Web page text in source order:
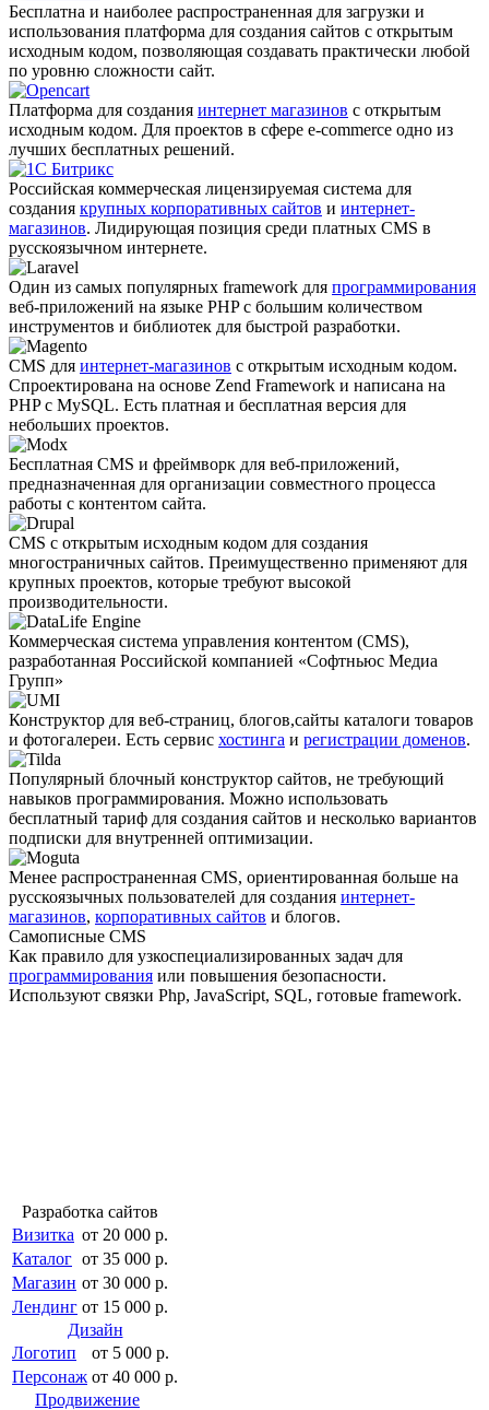
Бесплатна и наиболее распро­страненная для загрузки и
использования платформа для создания сайтов с открытым
исходным кодом, позволяющая создавать практически любой
по уровню сложности сайт.
Платформа для создания интернет магазинов с открытым
исходным кодом. Для проектов в сфере e-commerce одно из
лучших бесплатных решений.
Российская коммерческая лицензируемая система для
создания крупных корпоративных сайтов и интернет-
магазинов. Лидирующая позиция среди платных CMS в
русскоязычном интернете.
Один из самых популярных framework для программирования
веб-приложений на языке PHP с большим количеством
инструментов и библиотек для быстрой разработки.
CMS для интернет-магазинов с открытым исходным кодом.
Спроектирована на основе Zend Framework и написана на
PHP с MySQL. Есть платная и бесплатная версия для
небольших проектов.
Бесплатная CMS и фреймворк для веб-приложений,
предназначенная для организации совместного процесса
работы с контентом сайта.
CMS с открытым исходным кодом для создания
многостраничных сайтов. Преимущественно применяют для
крупных проектов, которые требуют высокой
производительности.
Коммерческая система управления контентом (CMS),
разработанная Российской компанией «Софтньюс Медиа
Групп»
Конструктор для веб-страниц, блогов,сайты каталоги товаров
и фотогалереи. Есть сервис хостинга и регистрации доменов.
Популярный блочный конструктор сайтов, не требующий
навыков программирования. Можно использовать
бесплатный тариф для создания сайтов и несколько вариантов
подписки для внутренней оптимизации.
Менее распро­страненная CMS, ориентированная больше на
русскоязычных пользователей для создания интернет-
магазинов, корпоративных сайтов и блогов.
Самописные CMS
Как правило для узкоспециали­зированных задач для
программирования или повышения безопасности.
Используют связки Php, JavaScript, SQL, готовые framework.
Разработка сайтов
Визитка от 20 000 р.
Каталог от 35 000 р.
Магазин от 30 000 р.
Лендинг от 15 000 р.
Дизайн
Логотип
от 5 000 р.
Персонаж от 40 000 р.
Продвижение